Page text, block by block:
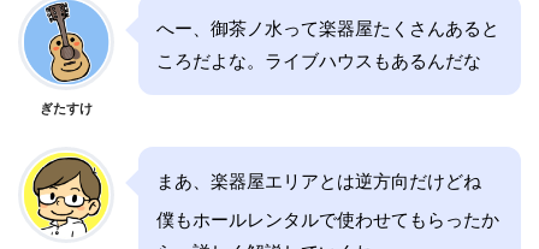
ぎたすけ
へー、御茶ノ水って楽器屋たくさんあると
ころだよな。ライブハウスもあるんだな
まあ、楽器屋エリアとは逆方向だけどね
僕もホールレンタルで使わせてもらったか